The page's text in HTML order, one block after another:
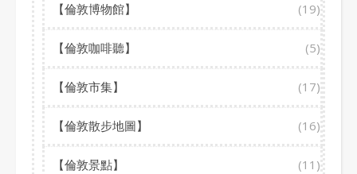
【倫敦博物館】 (19)
【倫敦咖啡聽】 (5)
【倫敦市集】 (17)
【倫敦散步地圖】 (16)
【倫敦景點】 (11)